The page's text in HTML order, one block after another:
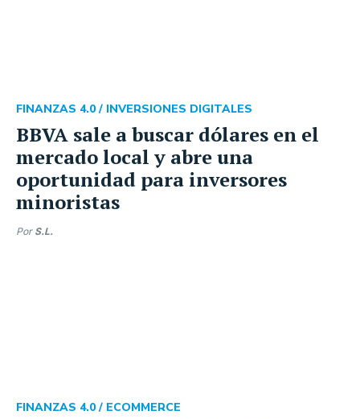
BBVA sale a buscar dólares en el
mercado local y abre una
oportunidad para inversores
minoristas
FINANZAS 4.0 / INVERSIONES DIGITALES
Por S.L.
FINANZAS 4.0 / ECOMMERCE